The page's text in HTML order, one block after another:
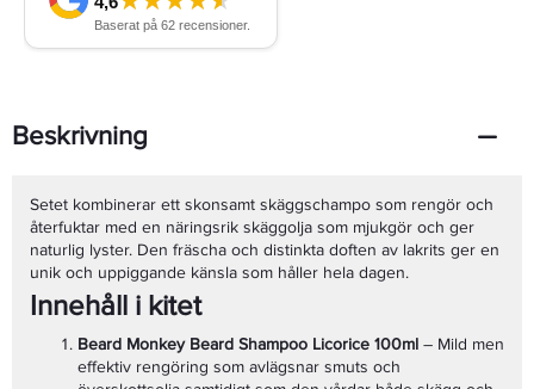
Beskrivning
Setet kombinerar ett skonsamt skäggschampo som rengör och
återfuktar med en näringsrik skäggolja som mjukgör och ger
naturlig lyster. Den fräscha och distinkta doften av lakrits ger en
unik och uppiggande känsla som håller hela dagen.
Innehåll i kitet
Beard Monkey Beard Shampoo Licorice 100ml – Mild men
effektiv rengöring som avlägsnar smuts och